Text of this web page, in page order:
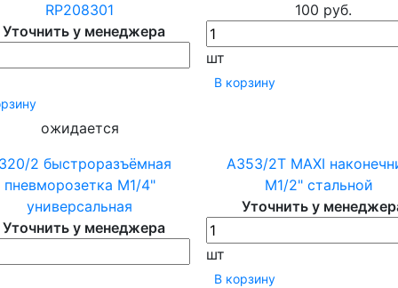
RP208301
Уточнить у менеджера
ожидается
100 руб.
шт
В корзину
2 быстроразъёмная
пневморозетка М1/4"
универсальная
Уточнить у менеджера
A353/2Т MAXI
М1/2" стальной
Уточнить у
шт
В корзину